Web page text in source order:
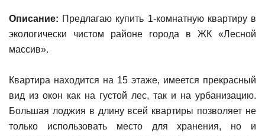
Описание: Предлагаю купить 1-комнатную квартиру в
экологически чистом районе города в ЖК «Лесной
массив».
Квартира находится на 15 этаже, имеется прекрасный
вид из окон как на густой лес, так и на урбанизацию.
Большая лоджия в длину всей квартиры позволяет не
только использовать место для хранения, но и